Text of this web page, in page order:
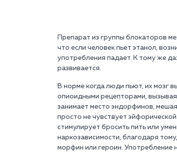
Препарат из группы блокаторов
что если человек пьет этанол,
употребления падает. К тому же
развивается.
В норме когда люди пьют, их мозг
опиоидными рецепторами,
занимает место эндорфинов,
просто не чувствует
стимулирует бросить пить или
наркозависимости, благодаря
морфин или героин. Употребление